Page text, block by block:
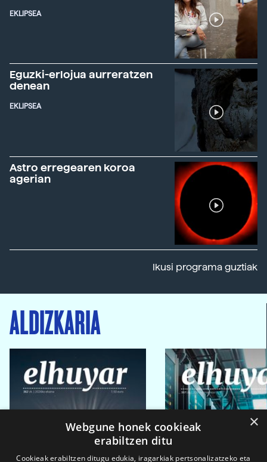
EKLIPSEA
Eguzki-erlojua aurreratzen
denean
EKLIPSEA
Astro erregearen koroa
agerian
Ikusi programa guztiak
ALDIZKARIA
×
Webgune honek cookieak
erabiltzen ditu
Cookieak erabiltzen ditugu edukia, iragarkiak pertsonalizatzeko eta